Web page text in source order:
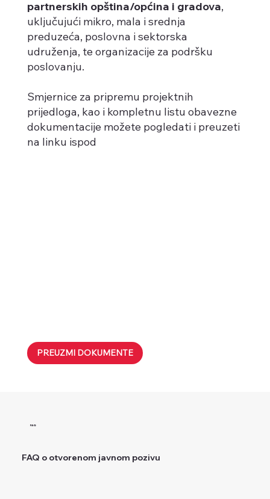
partnerskih opština/općina i gradova,
uključujući mikro, mala i srednja
preduzeća, poslovna i sektorska
udruženja, te organizacije za podršku
poslovanju.
Smjernice za pripremu projektnih
prijedloga, kao i kompletnu listu obavezne
dokumentacije možete pogledati i preuzeti
na linku ispod
PREUZMI DOKUMENTE
FAQ
FAQ o otvorenom javnom pozivu